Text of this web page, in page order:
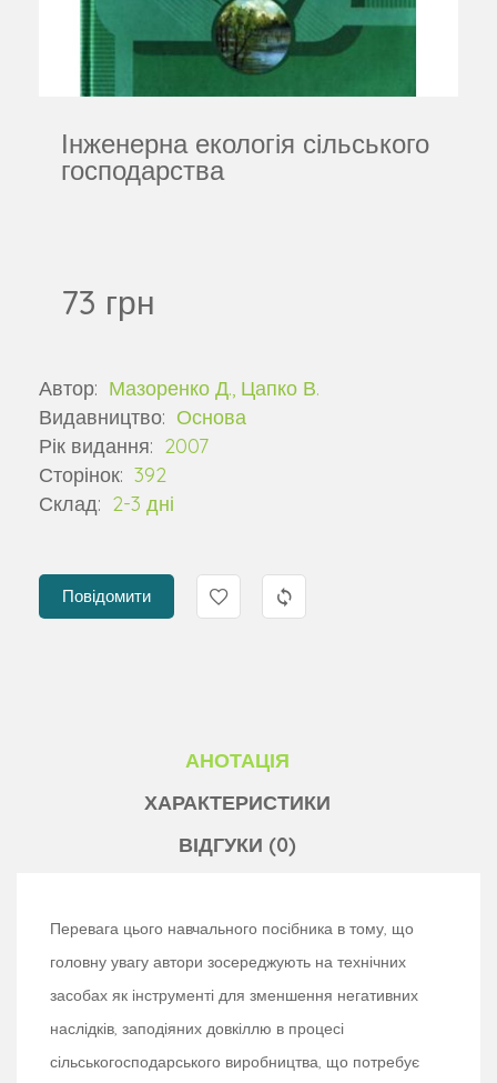
Інженерна екологія сільського
господарства
73 грн
Автор: Мазоренко Д., Цапко В.
Видавництво: Основа
Рік видання: 2007
Сторінок: 392
Склад: 2-3 дні
Повідомити
АНОТАЦІЯ
ХАРАКТЕРИСТИКИ
ВІДГУКИ (0)
Перевага цього навчального посібника в тому, що
головну увагу автори зосереджують на технічних
засобах як інструменті для зменшення негативних
наслідків, заподіяних довкіллю в процесі
сільськогосподарського виробництва, що потребує